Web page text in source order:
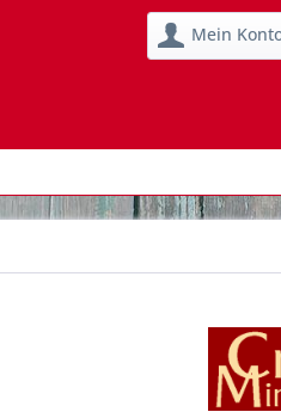
Mein